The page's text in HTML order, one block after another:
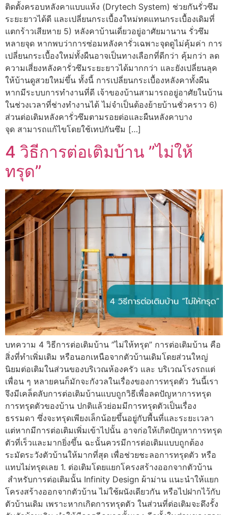
ติดตั้งครอบหลังคาแบบแห้ง (Drytech System) ช่วยกันรั่วซึม
ระยะยาวได้ดี และเปลี่ยนกระเบื้องใหม่ทดแทนกระเบื้องเดิมที่
แตกร้าวเสียหาย 5) หลังคาบ้านเดี่ยวอยู่อาศัยมานาน รั่วซึม
หลายจุด หากพบว่าการซ่อมหลังคารั่วเฉพาะจุดดูไม่คุ้มค่า การ
เปลี่ยนกระเบื้องใหม่ทั้งผืนอาจเป็นทางเลือกที่ดีกว่า คุ้มกว่า ลด
ความเสี่ยงหลังคารั่วซึมระยะยาวได้มากกว่า และยังเปลี่ยนลุค
ให้บ้านดูสวยใหม่ขึ้น ทั้งนี้ การเปลี่ยนกระเบื้องหลังคาทั้งผืน
หากมีระบบการทำงานที่ดี เจ้าของบ้านสามารถอยู่อาศัยในบ้าน
ในช่วงเวลาที่ช่างทำงานได้ ไม่จำเป็นต้องย้ายบ้านชั่วคราว 6)
ส่วนต่อเติมหลังคารั่วซึมตามรอยต่อและผืนหลังคาบาง
จุด สามารถแก้ไขโดยใช้เทปกันซึม […]
4 วิธีการต่อเติมบ้าน ”ไม่ให้
ทรุด”
บทความ 4 วิธีการต่อเติมบ้าน ”ไม่ให้ทรุด” การต่อเติมบ้าน คือ
สิ่งที่ทำเพิ่มเติม หรือนอกเหนือจากตัวบ้านเดิมโดยส่วนใหญ่
นิยมต่อเติมในส่วนของบริเวณห้องครัว และ บริเวณโรงรถแต่
เพื่อน ๆ หลายคนก็มักจะกังวลในเรื่องของการทรุดตัว วันนี้เรา
จึงมีเคล็ดลับการต่อเติมบ้านแบบถูกวิธีเพื่อลดปัญหาการทรุด
การทรุดตัวของบ้าน ปกติแล้วย่อมมีการทรุดตัวเป็นเรื่อง
ธรรมดา ซึ่งจะทรุดเพียงเล็กน้อยขึ้นอยู่กับพื้นที่และระยะเวลา
แต่หากมีการต่อเติมเพิ่มเข้าไปนั้น อาจก่อให้เกิดปัญหาการทรุด
ตัวที่เร็วและมากยิ่งขึ้น ฉะนั้นควรมีการต่อเติมแบบถูกต้อง
ระมัดระวังตัวบ้านให้มากที่สุด เพื่อช่วยชะลอการทรุดตัว หรือ
แทบไม่ทรุดเลย 1. ต่อเติมโดยแยกโครงสร้างออกจากตัวบ้าน
สำหรับการต่อเติมนั้น Infinity Design ผ้าม่าน แนะนำให้แยก
โครงสร้างออกจากตัวบ้าน ไม่ใช้ผนังเดียวกัน หรือไปฝากไว้กับ
ตัวบ้านเดิม เพราะหากเกิดการทรุดตัว ในส่วนที่ต่อเติมจะดึงรั้ง